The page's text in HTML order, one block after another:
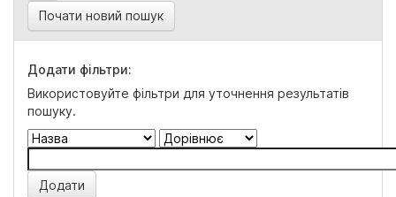
Почати новий пошук
Додати фільтри:
Використовуйте фільтри для уточнення результатів
пошуку.